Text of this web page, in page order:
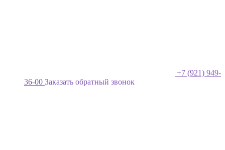
+7 (921) 949-
36-00 Заказать обратный звонок